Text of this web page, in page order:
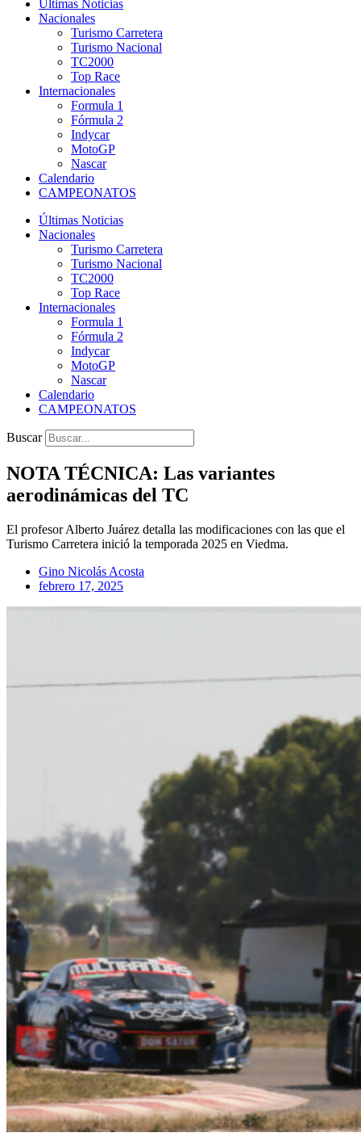
Últimas Noticias
Nacionales
Turismo Carretera
Turismo Nacional
TC2000
Top Race
Internacionales
Formula 1
Fórmula 2
Indycar
MotoGP
Nascar
Calendario
CAMPEONATOS
Últimas Noticias
Nacionales
Turismo Carretera
Turismo Nacional
TC2000
Top Race
Internacionales
Formula 1
Fórmula 2
Indycar
MotoGP
Nascar
Calendario
CAMPEONATOS
Buscar
NOTA TÉCNICA: Las variantes
aerodinámicas del TC
El profesor Alberto Juárez detalla las modificaciones con las que el
Turismo Carretera inició la temporada 2025 en Viedma.
Gino Nicolás Acosta
febrero 17, 2025